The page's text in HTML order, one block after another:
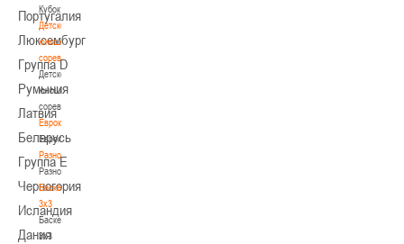
Кубок
Детско-
юношеские
соревнования
Детско-
юношеские
соревнования
Еврокубки
Еврокубки
Разное
Разное
Баскетбол
3х3
Баскетбол
3х3
Португалия
Люксембург
Группа D
Румыния
Латвия
Беларусь
Группа Е
Черногория
Исландия
Дания